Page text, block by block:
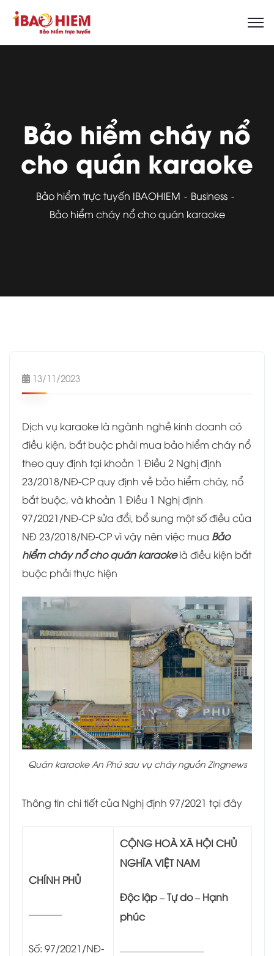
Bảo hiểm cháy nổ
cho quán karaoke
Bảo hiểm trực tuyến IBAOHIEM
Business
Bảo hiểm cháy nổ cho quán karaoke
13/11/2023
Dịch vụ karaoke là ngành nghề kinh doanh có
điều kiện, bắt buộc phải mua bảo hiểm cháy nổ
theo quy định tại khoản 1 Điều 2 Nghị định
23/2018/NĐ-CP quy định về bảo hiểm cháy, nổ
bắt buộc, và khoản 1 Điều 1 Nghị định
97/2021/NĐ-CP sửa đổi, bổ sung một số điều của
NĐ 23/2018/NĐ-CP vì vậy nên việc mua Bảo
hiểm cháy nổ cho quán karaokelà điều kiện bắt
buộc phải thực hiện
Quán karaoke An Phú sau vụ cháy nguồn Zingnews
Thông tin chi tiết của Nghị định 97/2021 tại đây
CHÍNH PHỦ
Số: 97/2021/NĐ-
CỘNG HOÀ XÃ HỘI CHỦ
NGHĨA VIỆT NAM
Độc lập – Tự do – Hạnh
phúc